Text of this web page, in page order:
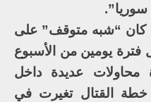
سوريا”.
كان “شبه متوقف” على
فترة يومين من الأسبوع
عديدة داخل
خطة القتال تغيرت في